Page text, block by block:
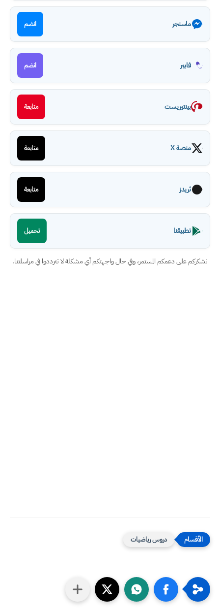
ماسنجر انضم
فايبر انضم
بينتيريست متابعة
منصة X متابعة
ثريدز متابعة
تطبيقنا تحميل
نشكركم على دعمكم المستمر، وفي حال واجهتكم أي مشكلة لا تترددوا في مراسلتنا.
دروس رياضيات